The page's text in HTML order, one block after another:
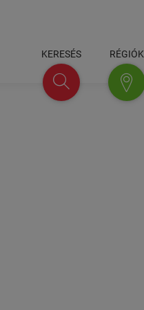
KERESÉS RÉGIÓK